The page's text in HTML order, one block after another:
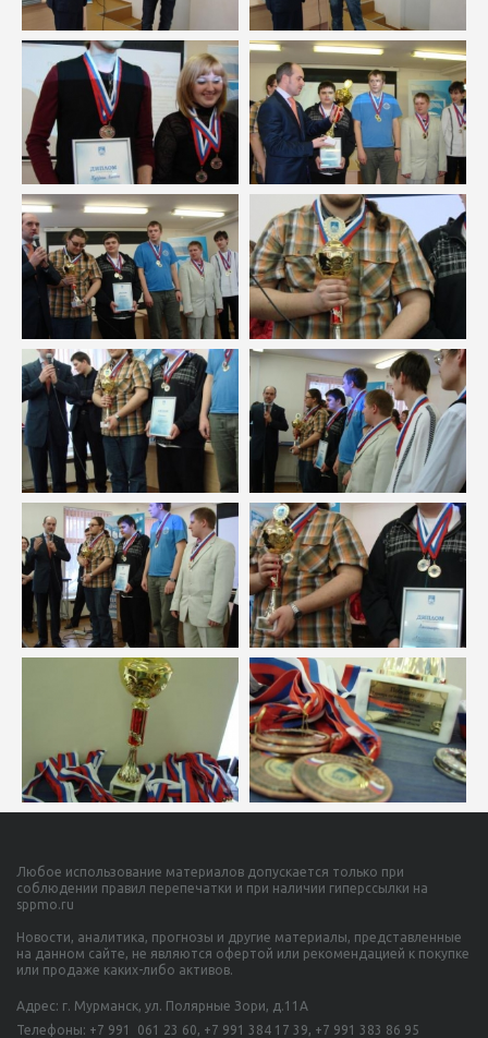
Любое использование материалов допускается только при
соблюдении правил перепечатки и при наличии гиперссылки на
sppmo.ru
Новости, аналитика, прогнозы и другие материалы, представленные
на данном сайте, не являются офертой или рекомендацией к покупке
или продаже каких-либо активов.
Адрес: г. Мурманск, ул. Полярные Зори, д.11А
Телефоны: +7 991 061 23 60, +7 991 384 17 39, +7 991 383 86 95